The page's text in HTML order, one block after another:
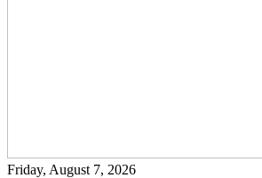
Friday, August 7, 2026